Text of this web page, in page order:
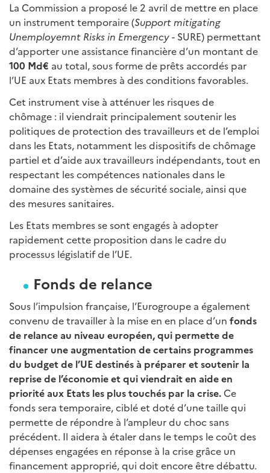
La Commission a proposé le 2 avril de mettre en place
un instrument temporaire (Support mitigating
Unemployemnt Risks in Emergency- SURE) permettant
d’apporter une assistance financière d’un montant de
100 Md€ au total, sous forme de prêts accordés par
l’UE aux Etats membres à des conditions favorables.
Cet instrument vise à atténuer les risques de
chômage : il viendrait principalement soutenir les
politiques de protection des travailleurs et de l’emploi
dans les Etats, notamment les dispositifs de chômage
partiel et d’aide aux travailleurs indépendants, tout en
respectant les compétences nationales dans le
domaine des systèmes de sécurité sociale, ainsi que
des mesures sanitaires.
Les Etats membres se sont engagés à adopter
rapidement cette proposition dans le cadre du
processus législatif de l’UE.
Fonds de relance
Sous l’impulsion française, l’Eurogroupe a également
convenu de travailler à la mise en en place d’un fonds
de relance au niveau européen, qui permette de
financer une augmentation de certains programmes
du budget de l’UE destinés à préparer et soutenir la
reprise de l’économie et qui viendrait en aide en
priorité aux Etats les plus touchés par la crise. Ce
fonds sera temporaire, ciblé et doté d’une taille qui
permette de répondre à l’ampleur du choc sans
précédent. Il aidera à étaler dans le temps le coût des
dépenses engagées en réponse à la crise grâce un
financement approprié, qui doit encore être débattu.